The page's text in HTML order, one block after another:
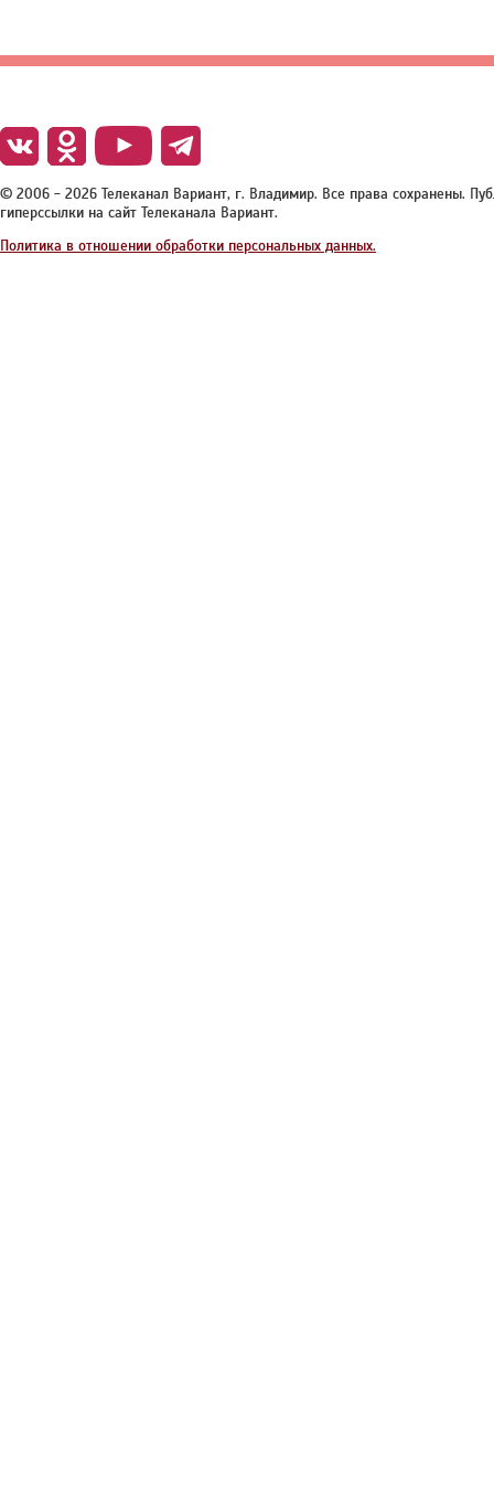
© 2006 - 2026 Телеканал Вариант, г. Владимир. Все права сохранены.
гиперссылки на сайт Телеканала Вариант.
Политика в отношении обработки персональных данных.